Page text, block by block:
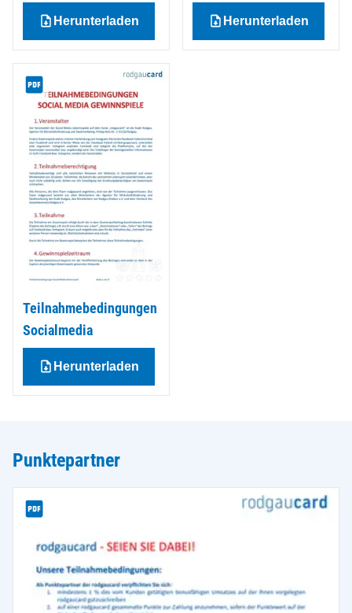
Herunterladen Herunterladen
Teilnahmebedingungen
Socialmedia
Herunterladen
Punktepartner